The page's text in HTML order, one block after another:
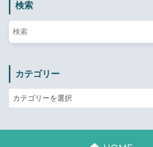
検索
カテゴリー